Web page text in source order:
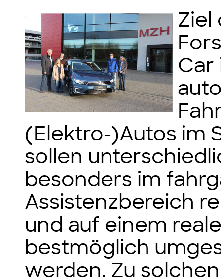
Ziel
Car
(Elektro-)Autos im
sollen
besonders im
Assistenzbereich
und auf einem
bestmöglich
werden. Zu